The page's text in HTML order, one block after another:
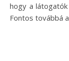
hogy a
Fontos továbbá